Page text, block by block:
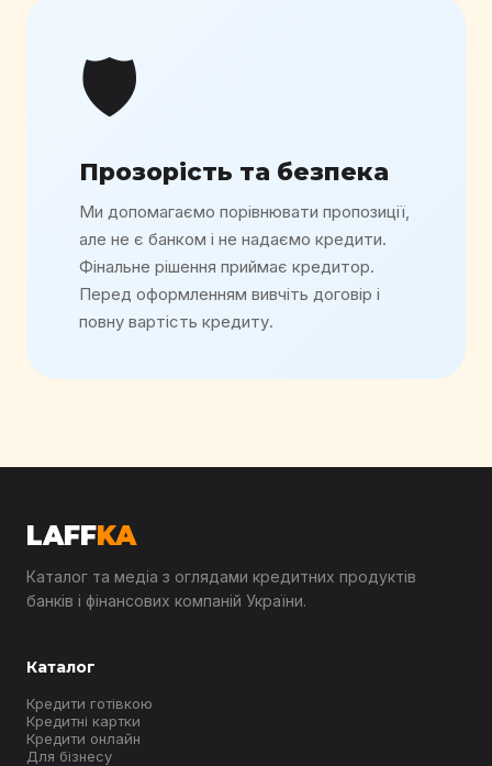
🛡️
Прозорість та безпека
Ми допомагаємо порівнювати пропозиції,
але не є банком і не надаємо кредити.
Фінальне рішення приймає кредитор.
Перед оформленням вивчіть договір і
повну вартість кредиту.
LAFFKA
Каталог та медіа з оглядами кредитних продуктів
банків і фінансових компаній України.
Каталог
Кредити готівкою
Кредитні картки
Кредити онлайн
Для бізнесу